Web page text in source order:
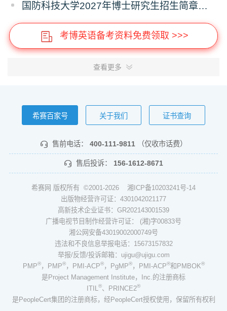
国防科技大学2027年博士研究生招生简章（预发版）
考博英语备考资料免费领取 >>>
查看更多
希赛百家号 关于我们 证书查询
售前电话： 400-111-9811 （仅收市话费）
售后投诉： 156-1612-8671
希赛网 版权所有 ©2001-2026 湘ICP备10203241号-14
出版物经营许可证：4301042021177
高新技术企业证书：GR202143001539
广播电视节目制作经营许可证： (湘)字00833号
湘公网安备43019002000749号
违法和不良信息举报电话：15673157832
举报/反馈/投诉邮箱：ujigu@ujigu.com
PMP®，PMP®，PMI-ACP®，PgMP®，PMI-ACP®和PMBOK®
是Project Management Institute，Inc.的注册商标
ITIL ®、PRINCE2®
是PeopleCert集团的注册商标，经PeopleCert授权使用，保留所有权利